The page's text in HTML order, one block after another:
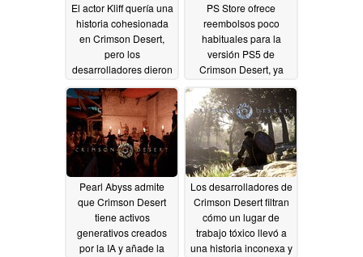
El actor Kliff quería una
historia cohesionada
en Crimson Desert,
pero los
desarrolladores dieron
jugabilidad de mundo
abierto03/31/2026
PS Store ofrece
reembolsos poco
habituales para la
versión PS5 de
Crimson Desert, ya
soluciona los fallos
03/24/2026
Pearl Abyss admite
que Crimson Desert
tiene activos
generativos creados
por la IA y añade la
Los desarrolladores de
Crimson Desert filtran
cómo un lugar de
trabajo tóxico llevó a
una historia inconexa y